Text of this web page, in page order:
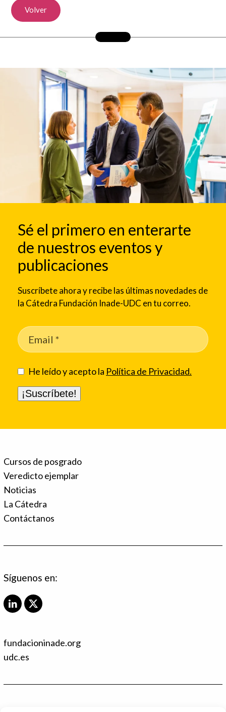
Volver
Sé el primero en enterarte
de nuestros eventos y
publicaciones
Suscríbete ahora y recibe las últimas novedades de
la Cátedra Fundación Inade-UDC en tu correo.
He leído y acepto la Política de Privacidad.
Cursos de posgrado
Veredicto ejemplar
Noticias
La Cátedra
Contáctanos
Síguenos en:
L
e
d
X
t
fundacioninade.org
udc.es